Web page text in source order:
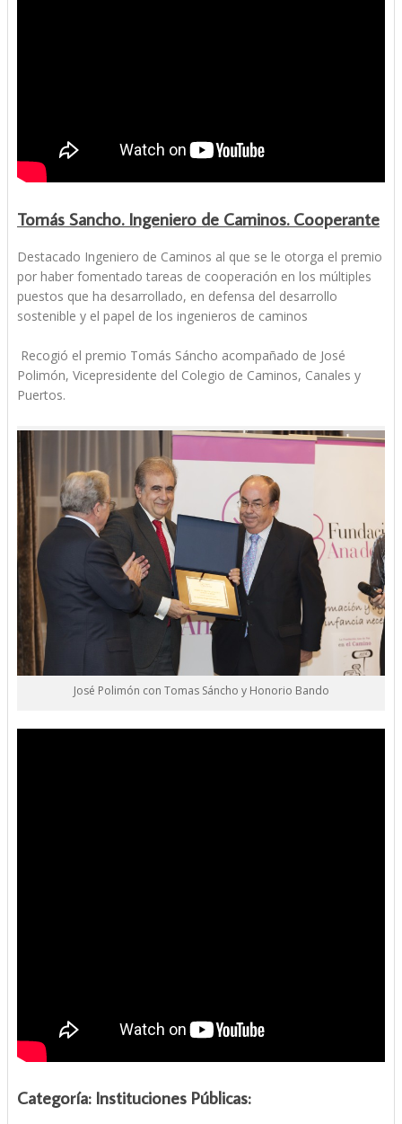
Tomás Sancho. Ingeniero de Caminos. Cooperante
Destacado Ingeniero de Caminos al que se le otorga el premio
por haber fomentado tareas de cooperación en los múltiples
puestos que ha desarrollado, en defensa del desarrollo
sostenible y el papel de los ingenieros de caminos
Recogió el premio Tomás Sáncho acompañado de José
Polimón, Vicepresidente del Colegio de Caminos, Canales y
Puertos.
José Polimón con Tomas Sáncho y Honorio Bando
Categoría: Instituciones Públicas: